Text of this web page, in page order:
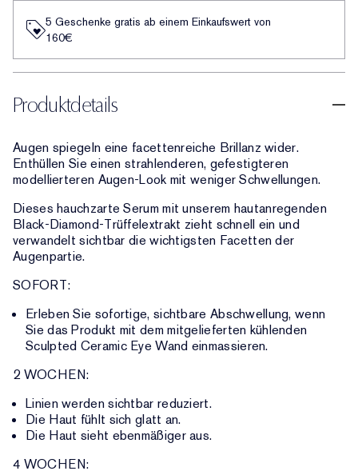
5 Geschenke gratis ab einem Einkaufswert von
160€​
Produktdetails
Augen spiegeln eine facettenreiche Brillanz wider.
Enthüllen Sie einen strahlenderen, gefestigteren
modellierteren Augen-Look mit weniger Schwellungen.
Dieses hauchzarte Serum mit unserem hautanregenden
Black-Diamond-Trüffelextrakt zieht schnell ein und
verwandelt sichtbar die wichtigsten Facetten der
Augenpartie.
SOFORT:
Erleben Sie sofortige, sichtbare Abschwellung, wenn
Sie das Produkt mit dem mitgelieferten kühlenden
Sculpted Ceramic Eye Wand einmassieren.
2 WOCHEN:
Linien werden sichtbar reduziert.
Die Haut fühlt sich glatt an.
Die Haut sieht ebenmäßiger aus.
4 WOCHEN: